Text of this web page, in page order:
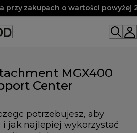
przy zakupach o wartości powyżej
MGX400
Center
potrzebujesz, aby
jak najlepiej wykorzystać